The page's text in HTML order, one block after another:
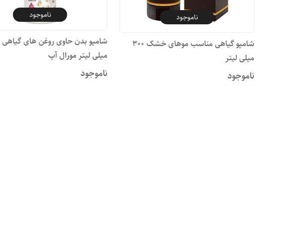
ناموجود
شامپو گیاهی مناسب موهای خشک ۳۰۰
میلی لیتر
ناموجود
ناموجود
میلی لیتر مورال آپ
ناموجود